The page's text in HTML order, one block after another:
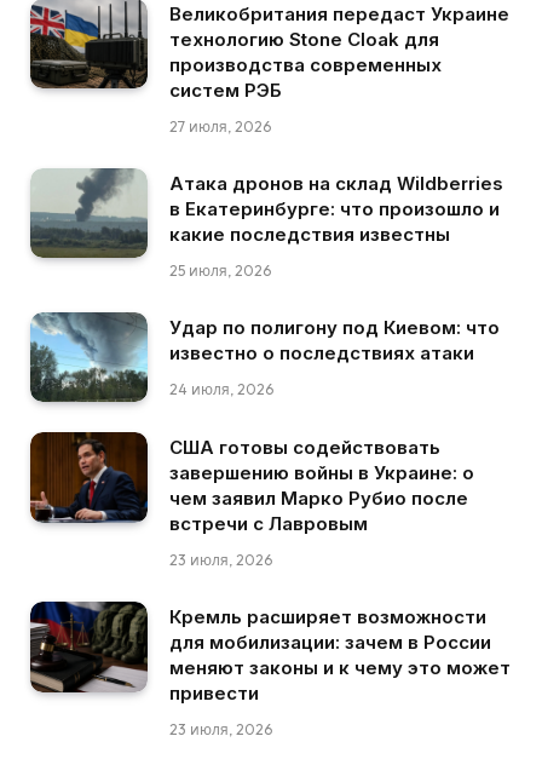
Великобритания передаст Украине
технологию Stone Cloak для
производства современных
систем РЭБ
27 июля, 2026
Атака дронов на склад Wildberries
в Екатеринбурге: что произошло и
какие последствия известны
25 июля, 2026
Удар по полигону под Киевом: что
известно о последствиях атаки
24 июля, 2026
США готовы содействовать
завершению войны в Украине: о
чем заявил Марко Рубио после
встречи с Лавровым
23 июля, 2026
Кремль расширяет возможности
для мобилизации: зачем в России
меняют законы и к чему это может
привести
23 июля, 2026